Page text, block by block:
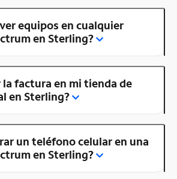
equipos en cualquier
en Sterling?
la factura en mi tienda de
en Sterling?
un teléfono celular en una
en Sterling?